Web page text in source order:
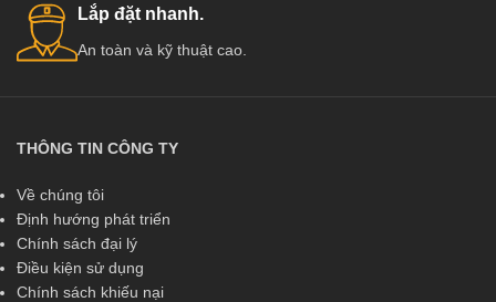
Lắp đặt nhanh.
An toàn và kỹ thuật cao.
THÔNG TIN CÔNG TY
Về chúng tôi
Định hướng phát triển
Chính sách đại lý
Điều kiện sử dụng
Chính sách khiếu nại